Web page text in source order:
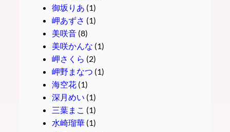
御坂りあ (1)
岬あずさ (1)
美咲音(8)
美咲かんな (1)
岬さくら (2)
岬野まなつ (1)
海空花(1)
深月めい (1)
三葉まこ (1)
水崎瑠華(1)